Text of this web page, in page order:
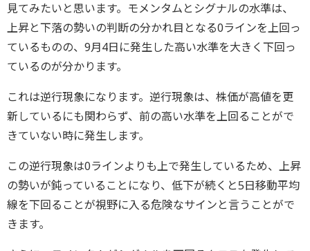
見てみたいと思います。モメンタムとシグナルの水準は、
上昇と下落の勢いの判断の分かれ目となる0ラインを上回っ
ているものの、9月4日に発生した高い水準を大きく下回っ
ているのが分かります。
これは逆行現象になります。逆行現象は、株価が高値を更
新しているにも関わらず、前の高い水準を上回ることがで
きていない時に発生します。
この逆行現象は0ラインよりも上で発生しているため、上昇
の勢いが鈍っていることになり、低下が続くと5日移動平均
線を下回ることが視野に入る危険なサインと言うことがで
きます。